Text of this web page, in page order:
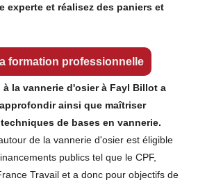
experte et réalisez des paniers et
formation professionnelle
la vannerie d'osier à Fayl Billot a
ainsi que maîtriser
de bases en vannerie.
de la vannerie d'osier est éligible
publics tel que le CPF,
Travail et a donc pour objectifs de